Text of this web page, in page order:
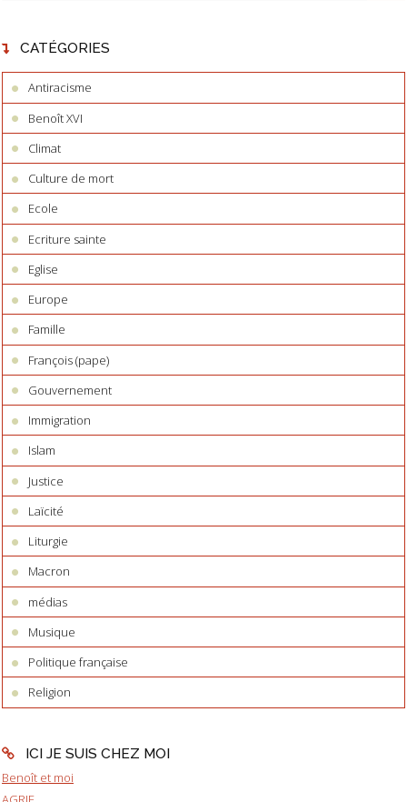
CATÉGORIES
Antiracisme
Benoît XVI
Climat
Culture de mort
Ecole
Ecriture sainte
Eglise
Europe
Famille
François (pape)
Gouvernement
Immigration
Islam
Justice
Laïcité
Liturgie
Macron
médias
Musique
Politique française
Religion
ICI JE SUIS CHEZ MOI
Benoît et moi